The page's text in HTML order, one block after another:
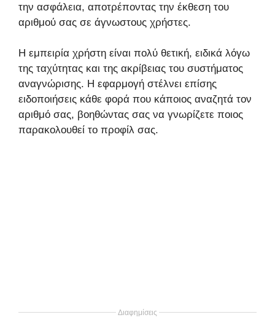
την ασφάλεια, αποτρέποντας την έκθεση του
αριθμού σας σε άγνωστους χρήστες.
Η εμπειρία χρήστη είναι πολύ θετική, ειδικά λόγω
της ταχύτητας και της ακρίβειας του συστήματος
αναγνώρισης. Η εφαρμογή στέλνει επίσης
ειδοποιήσεις κάθε φορά που κάποιος αναζητά τον
αριθμό σας, βοηθώντας σας να γνωρίζετε ποιος
παρακολουθεί το προφίλ σας.
Διαφημίσεις